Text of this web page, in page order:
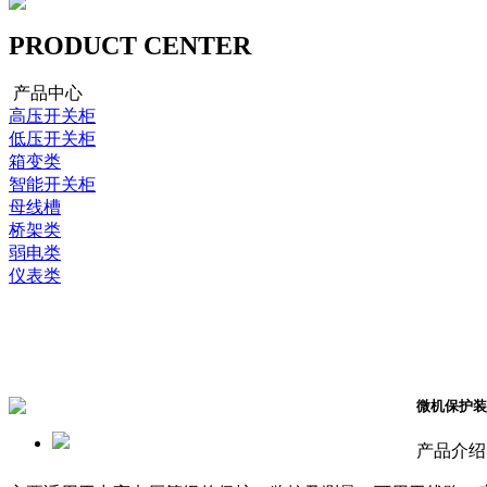
PRODUCT CENTER
产品中心
高压开关柜
低压开关柜
箱变类
智能开关柜
母线槽
桥架类
弱电类
仪表类
微机保护
产品介